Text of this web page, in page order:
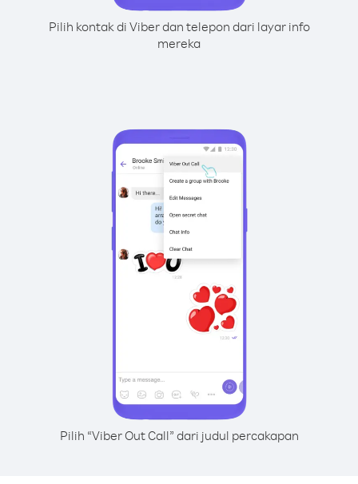
Pilih kontak di Viber dan telepon dari layar info
mereka
Pilih “Viber Out Call” dari judul percakapan